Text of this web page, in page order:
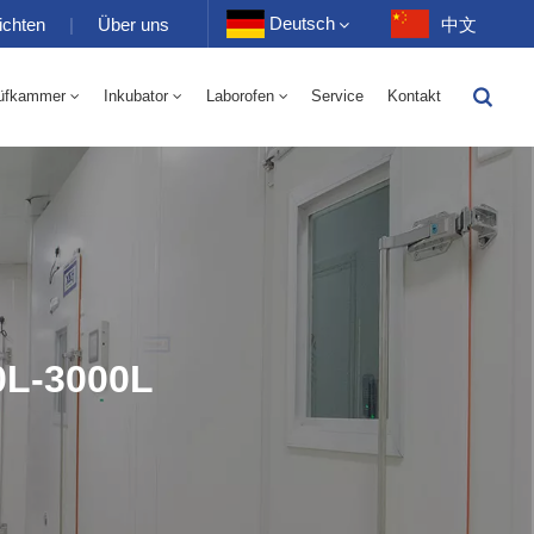
| Über uns Deutsch
Français
Português
中文
Inkubator Laborofen Service Kontakt
3000L